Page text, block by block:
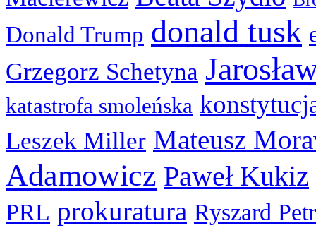
Donald Trump donald tusk
Grzegorz Schetyna
katastrofa smoleńska
Leszek Miller Mateusz
Adamowicz Paweł Kukiz
PRL prokuratura Ryszard